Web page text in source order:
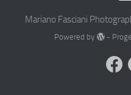
Mariano Fasciani
Powered by -